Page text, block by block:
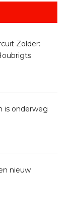
Zolder:
is onderweg
nieuw